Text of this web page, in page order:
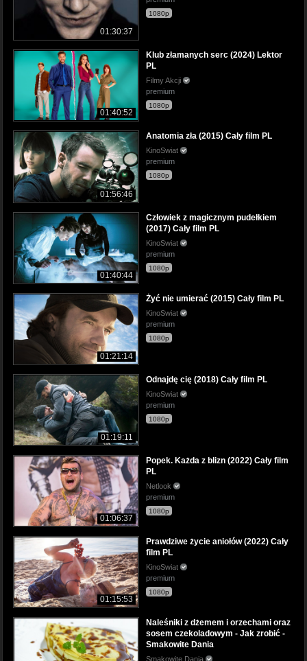
01:30:37
1080p
01:40:52
Klub złamanych serc (2024) Lektor
PL
Filmy Akcji
premium
1080p
01:56:46
Anatomia zła (2015) Cały film PL
KinoSwiat
premium
1080p
01:40:44
Człowiek z magicznym pudełkiem
(2017) Cały film PL
KinoSwiat
premium
1080p
01:21:14
Żyć nie umierać (2015) Cały film PL
KinoSwiat
premium
1080p
01:19:11
Odnajdę cię (2018) Cały film PL
KinoSwiat
premium
1080p
01:06:37
Popek. Każda z blizn (2022) Cały film
PL
Netlook
premium
1080p
01:15:53
Prawdziwe życie aniołów (2022) Cały
film PL
KinoSwiat
premium
1080p
Naleśniki z dżemem i orzechami oraz
sosem czekoladowym - Jak zrobić -
Smakowite Dania
Smakowite Dania